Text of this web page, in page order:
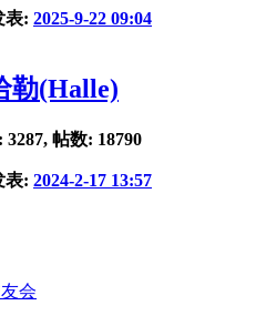
表: 2025-9-22 09:04
勒(Halle)
3287, 帖数: 18790
表: 2024-2-17 13:57
会